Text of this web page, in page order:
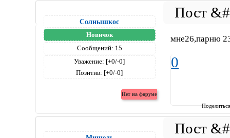
Солнышкос
Новичок
Сообщений: 15
Уважение: [+0/-0]
Позитив: [+0/-0]
мне26,парню
0